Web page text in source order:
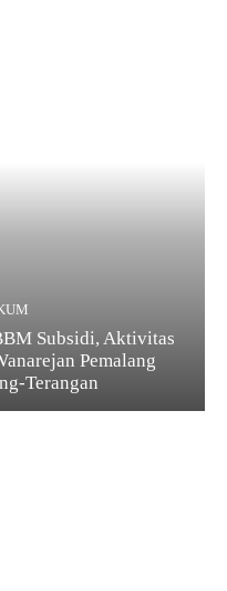
Subsidi, Aktivitas
Pemalang
Terangan